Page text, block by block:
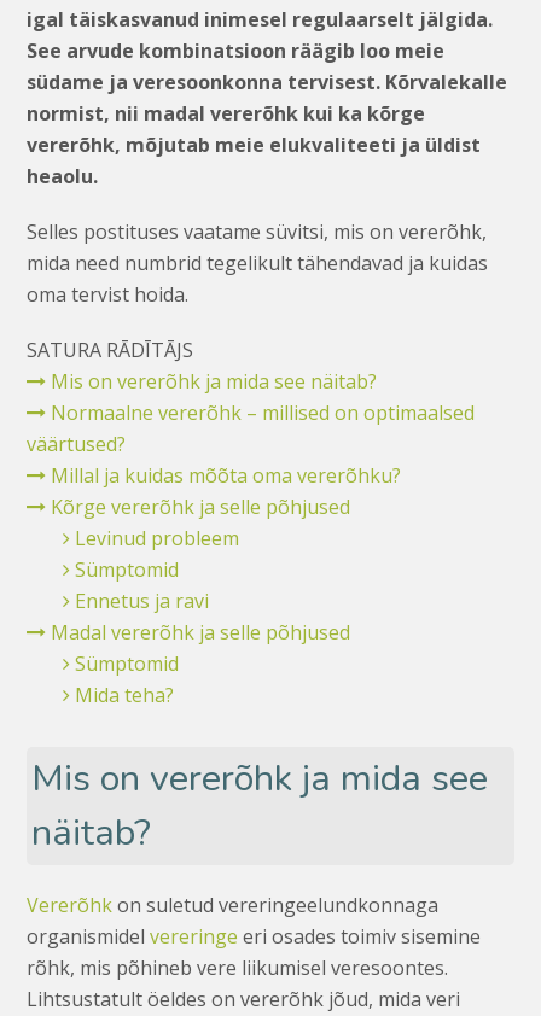
igal täiskasvanud inimesel regulaarselt jälgida.
See arvude kombinatsioon räägib loo meie
südame ja veresoonkonna tervisest. Kõrvalekalle
normist, nii madal vererõhk kui ka kõrge
vererõhk, mõjutab meie elukvaliteeti ja üldist
heaolu.
Selles postituses vaatame süvitsi, mis on vererõhk,
mida need numbrid tegelikult tähendavad ja kuidas
oma tervist hoida.
SATURA RĀDĪTĀJS
Mis on vererõhk ja mida see näitab?
Normaalne vererõhk – millised on optimaalsed
väärtused?
Millal ja kuidas mõõta oma vererõhku?
Kõrge vererõhk ja selle põhjused
Levinud probleem
Sümptomid
Ennetus ja ravi
Madal vererõhk ja selle põhjused
Sümptomid
Mida teha?
Mis on vererõhk ja mida see
näitab?
Vererõhkon suletud vereringeelundkonnaga
organismidelvereringe eri osades toimiv sisemine
rõhk, mis põhineb vere liikumisel veresoontes.
Lihtsustatult öeldes on vererõhk jõud, mida veri